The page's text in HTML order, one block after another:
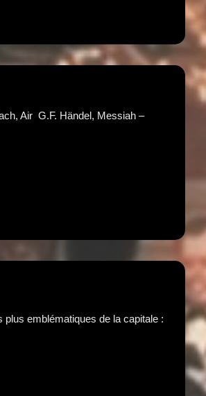
Air G.F. Händel, Messiah –
emblématiques de la capitale :
DE PARIS – CLASSIC SPECTACULAR »